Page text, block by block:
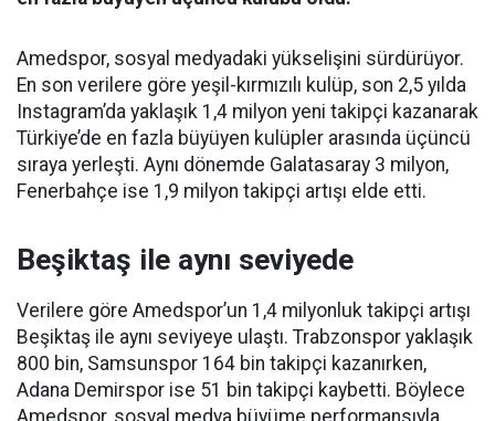
Amedspor, sosyal medyadaki yükselişini sürdürüyor.
En son verilere göre yeşil-kırmızılı kulüp, son 2,5 yılda
Instagram’da yaklaşık 1,4 milyon yeni takipçi kazanarak
Türkiye’de en fazla büyüyen kulüpler arasında üçüncü
sıraya yerleşti. Aynı dönemde Galatasaray 3 milyon,
Fenerbahçe ise 1,9 milyon takipçi artışı elde etti.
Beşiktaş ile aynı seviyede
Verilere göre Amedspor’un 1,4 milyonluk takipçi artışı
Beşiktaş ile aynı seviyeye ulaştı. Trabzonspor yaklaşık
800 bin, Samsunspor 164 bin takipçi kazanırken,
Adana Demirspor ise 51 bin takipçi kaybetti. Böylece